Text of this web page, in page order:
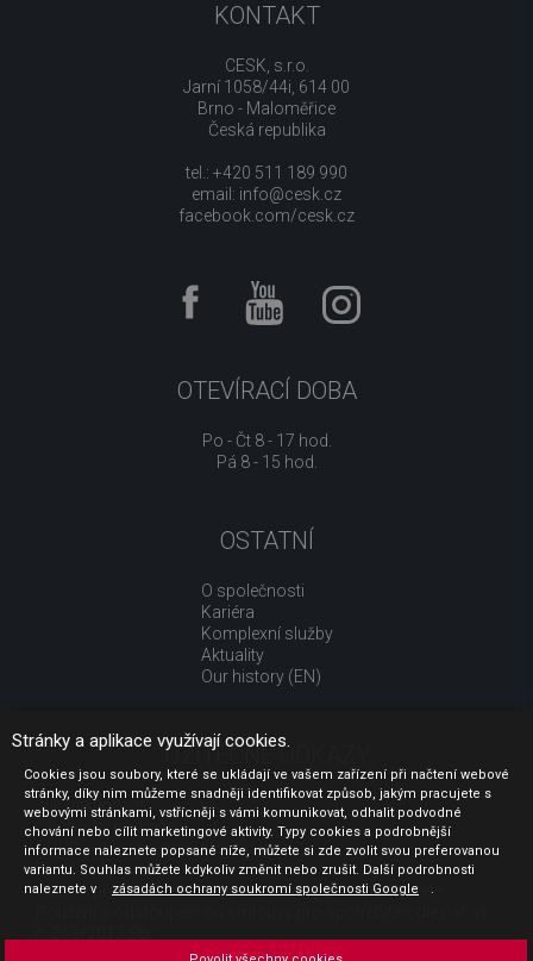
KONTAKT
CESK, s.r.o.
Jarní 1058/44i, 614 00
Brno - Maloměřice
Česká republika
tel.: +420 511 189 990
email: info@cesk.cz
facebook.com/cesk.cz
OTEVÍRACÍ DOBA
Po - Čt 8 - 17 hod.
Pá 8 - 15 hod.
OSTATNÍ
O společnosti
Kariéra
Komplexní služby
Aktuality
Our history (EN)
UŽITEČNÉ ODKAZY
Jak nakupovat
Obchodní podmínky
GDPR - ochrana osobních údajů
Profil zadavatele
Sdělení před uzavřením kupní smlouvy pro spotřebitele
Stránky a aplikace využívají cookies.
Cookies jsou soubory, které se ukládají ve vašem zařízení při načtení webové
stránky, díky nim můžeme snadněji identifikovat způsob, jakým pracujete s
webovými stránkami, vstřícněji s vámi komunikovat, odhalit podvodné
chování nebo cílit marketingové aktivity. Typy cookies a podrobnější
informace naleznete popsané níže, můžete si zde zvolit svou preferovanou
variantu. Souhlas můžete kdykoliv změnit nebo zrušit. Další podrobnosti
naleznete v
zásadách ochrany soukromí společnosti Google .